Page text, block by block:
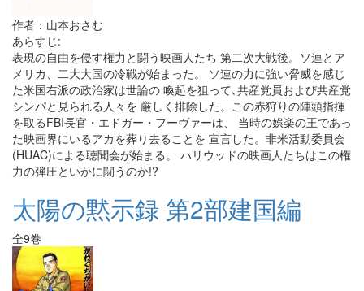
作者：山本おさむ
あらすじ:
表現の自由を侵す権力と闘う映画人たち 第二次大戦後。ソ連とア
メリカ、二大大国の冷戦が始まった。 ソ連の力に強い脅威を感じ
た米国右派の政治家は世論の 喚起を狙って､共産党員および共産党
シンパと見られる人々を 厳しく排除した。この赤狩りの陣頭指揮
を取るFBI長官・エドガー・フーヴァーは、 当時の娯楽の王であっ
た映画界にいるアカを葬り去ることを 宣言した。非米活動委員会
(HUAC)による聴聞会が始まる。 ハリウッドの映画人たちはこの権
力の弾圧といかに闘うのか!?
太陽の黙示録 第2部建国編
全9巻